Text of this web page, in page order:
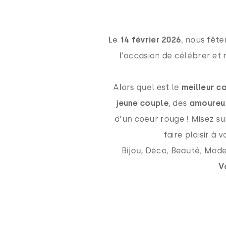
Le 14 février 2026, nous
l’occasion de célébrer et
Alors quel est le meilleur
jeune couple, des
d’un coeur rouge ! Misez
faire plaisir à
Bijou, Déco, Beauté,